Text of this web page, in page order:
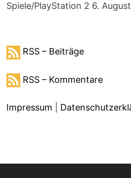
Spiele/PlayStation 2 6.
RSS – Beiträge
RSS – Kommentare
Impressum